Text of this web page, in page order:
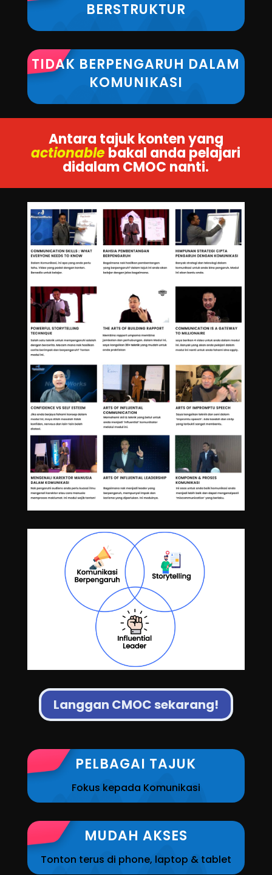
BERSTRUKTUR
TIDAK BERPENGARUH DALAM
KOMUNIKASI
Antara tajuk konten yang
actionable bakal anda pelajari
didalam CMOC nanti.
Langgan CMOC sekarang!
PELBAGAI TAJUK
Fokus kepada Komunikasi
MUDAH AKSES
Tonton terus di phone, laptop & tablet